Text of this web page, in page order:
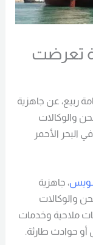
تعرضت
ربيع، عن جاهزية
والوكالات
البحر الأحمر
، جاهزية
والوكالات
ملاحية وخدمات
حوادث طارئة.